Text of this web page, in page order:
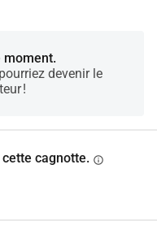
moment.
devenir le
!
cagnotte. info